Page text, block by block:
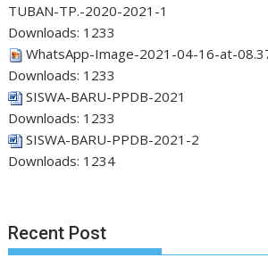
TUBAN-TP.-2020-2021-1
Downloads: 1233
WhatsApp-Image-2021-04-16-at-
Downloads: 1233
SISWA-BARU-PPDB-2021
Downloads: 1233
SISWA-BARU-PPDB-2021-2
Downloads: 1234
Recent Post